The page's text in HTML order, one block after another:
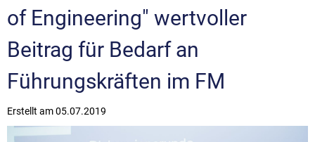
of Engineering" wertvoller
Beitrag für Bedarf an
Führungskräften im FM
Erstellt am05.07.2019